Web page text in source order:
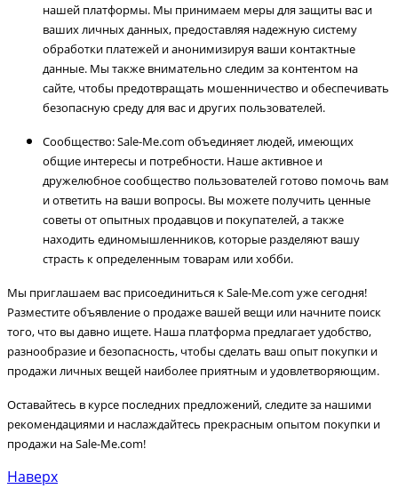
нашей платформы. Мы принимаем меры для защиты вас и
ваших личных данных, предоставляя надежную систему
обработки платежей и анонимизируя ваши контактные
данные. Мы также внимательно следим за контентом на
сайте, чтобы предотвращать мошенничество и обеспечивать
безопасную среду для вас и других пользователей.
Сообщество: Sale-Me.com объединяет людей, имеющих
общие интересы и потребности. Наше активное и
дружелюбное сообщество пользователей готово помочь вам
и ответить на ваши вопросы. Вы можете получить ценные
советы от опытных продавцов и покупателей, а также
находить единомышленников, которые разделяют вашу
страсть к определенным товарам или хобби.
Мы приглашаем вас присоединиться к Sale-Me.com уже сегодня!
Разместите объявление о продаже вашей вещи или начните поиск
того, что вы давно ищете. Наша платформа предлагает удобство,
разнообразие и безопасность, чтобы сделать ваш опыт покупки и
продажи личных вещей наиболее приятным и удовлетворяющим.
Оставайтесь в курсе последних предложений, следите за нашими
рекомендациями и наслаждайтесь прекрасным опытом покупки и
продажи на Sale-Me.com!
Наверх